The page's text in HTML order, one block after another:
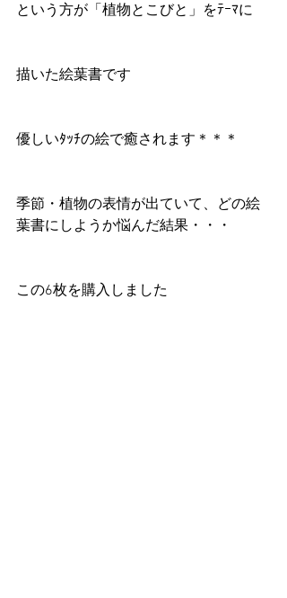
という方が「植物とこびと」をﾃｰﾏに
描いた絵葉書です
優しいﾀｯﾁの絵で癒されます＊＊＊
季節・植物の表情が出ていて、どの絵
葉書にしようか悩んだ結果・・・
この6枚を購入しました